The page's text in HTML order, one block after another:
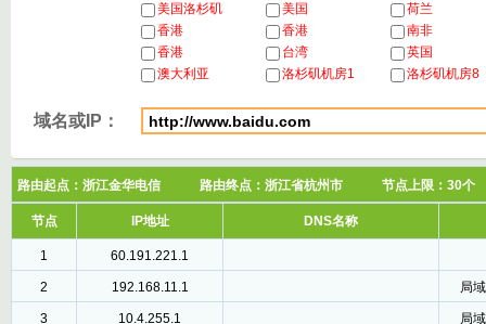
美国洛杉矶 美国
荷兰
香港
香港
南非
香港
台湾
英国
澳大利亚
洛杉矶机房1 洛杉矶机房8
域名或IP：
路由起点：浙江金华电信 路由终点：浙江省杭州市 节点上限：
节点 IP地址 DNS名称
1 60.191.221.1
2 192.168.11.1 局
3 10.4.255.1 局